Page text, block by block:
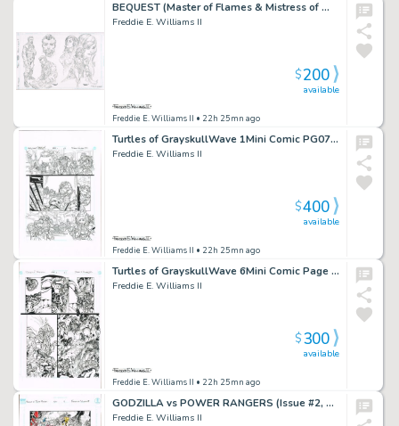
BEQUEST (Master of Flames & Mistress of Waters Pencil Study) 11×17
Freddie E. Williams II
Freddie E. Williams II • 22h 25mn ago
available
$200
Turtles of GrayskullWave 1Mini Comic PG0711×17
Freddie E. Williams II
Freddie E. Williams II • 22h 25mn ago
available
$400
Turtles of GrayskullWave 6Mini Comic Page 0711×17
Freddie E. Williams II
Freddie E. Williams II • 22h 25mn ago
available
$300
GODZILLA vs POWER RANGERS (Issue #2, page 11) 11×17
Freddie E. Williams II